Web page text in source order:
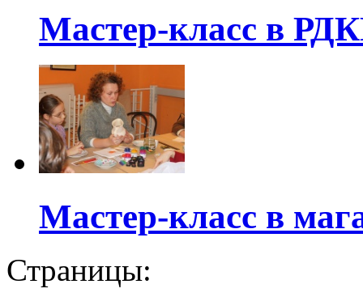
Мастер-класс в
Мастер-класс в
Страницы: